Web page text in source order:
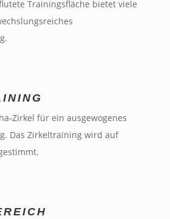
Trainingsfläche bietet viele
Zirkel für ein ausgewogenes
Das Zirkeltraining wird auf